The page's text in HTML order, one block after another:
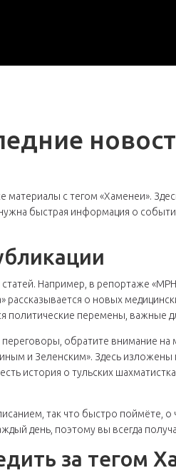
материалы с тегом «Хаменеи».
быстрая информация о
Например, в репортаже
рассказывается о новых
политические перемены, важные
обратите внимание на
и Зеленским». Здесь
история о тульских
так что быстро поймёте, о
день, поэтому вы всегда
за тегом